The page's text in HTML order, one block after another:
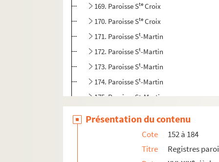
169. Paroisse Ste Croix
170. Paroisse Ste Croix
171. Paroisse St-Martin
172. Paroisse St-Martin
173. Paroisse St-Martin
174. Paroisse St-Martin
175. Paroisse St-Martin
Présentation du contenu
Cote
152 à 184
Titre
Registres